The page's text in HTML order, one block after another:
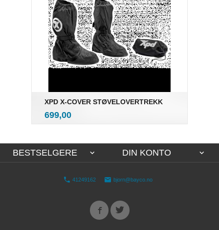
XPD X-COVER STØVELOVERTREKK
Pris
699,00mva.
BESTSELGERE DIN KONTO
41249162 bjorn@bayco.no